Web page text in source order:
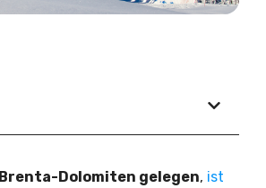
Brenta-Dolomiten gelegen, ist